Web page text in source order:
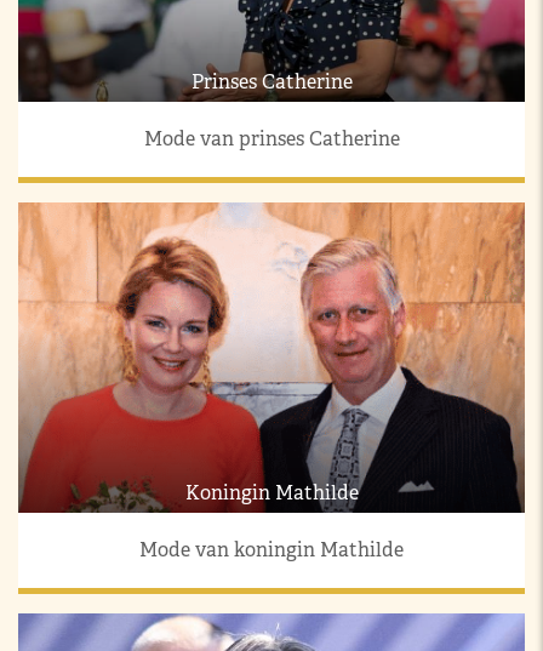
Prinses Catherine
Mode van prinses Catherine
Koningin Mathilde
Mode van koningin Mathilde